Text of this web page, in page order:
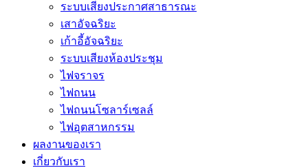
ระบบเสียงประกาศสาธารณะ
เสาอัจฉริยะ
เก้าอี้อัจฉริยะ
ระบบเสียงห้องประชุม
ไฟจราจร
ไฟถนน
ไฟถนนโซลาร์เซลล์
ไฟอุตสาหกรรม
ผลงานของเรา
เกี่ยวกับเรา